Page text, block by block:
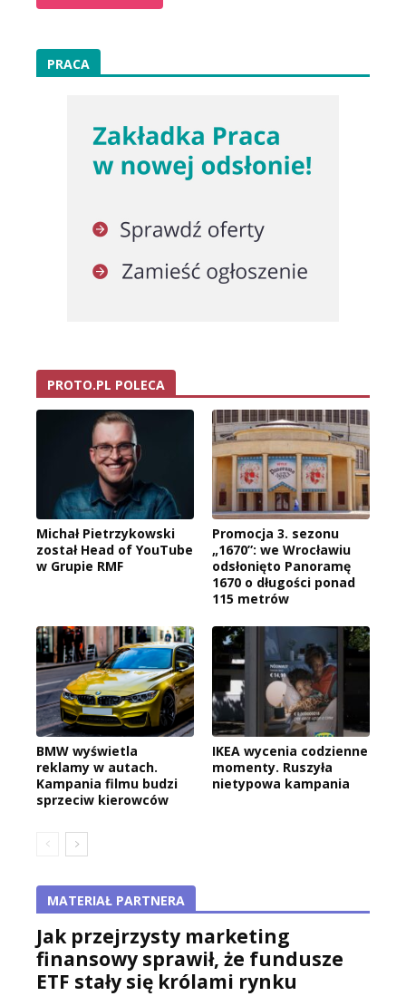
PRACA
PROTO.PL POLECA
Michał Pietrzykowski
został Head of YouTube
w Grupie RMF
Promocja 3. sezonu
„1670”: we Wrocławiu
odsłonięto Panoramę
1670 o długości ponad
115 metrów
BMW wyświetla
reklamy w autach.
Kampania filmu budzi
sprzeciw kierowców
IKEA wycenia codzienne
momenty. Ruszyła
nietypowa kampania
MATERIAŁ PARTNERA
Jak przejrzysty marketing
finansowy sprawił, że fundusze
ETF stały się królami rynku